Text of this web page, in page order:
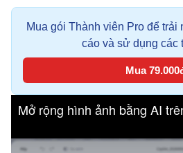
Mua gói Thành viên Pro để trải
cáo và sử dụng các
Mua